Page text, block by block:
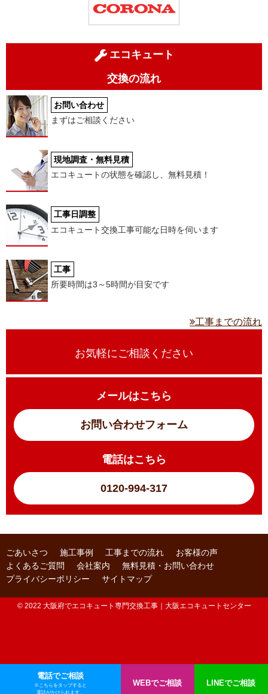
エコキュート
交換の流れ
お問い合わせ
まずはご相談ください
現地調査・無料見積
エコキュートの状態を確認し、無料見積！
工事日調整
エコキュート交換工事可能な日時を伺います
工事
所要時間は3～5時間が目安です
工事までの流れ
お気軽にご相談ください
メールはこちら
お問い合わせフォーム
電話はこちら
0120-994-317
ごあいさつ 施工事例 工事までの流れ
お客様の声
よくあるご質問
会社案内
無料見積・お問い合わせ
プライバシーポリシー
サイトマップ
© 2022 大阪府でエコキュート専門交換工事｜大阪エコキュートセンター
電話でご相談
※こちらをタップすると
電話がかけられます。
WEBでご相談 LINEでご相談